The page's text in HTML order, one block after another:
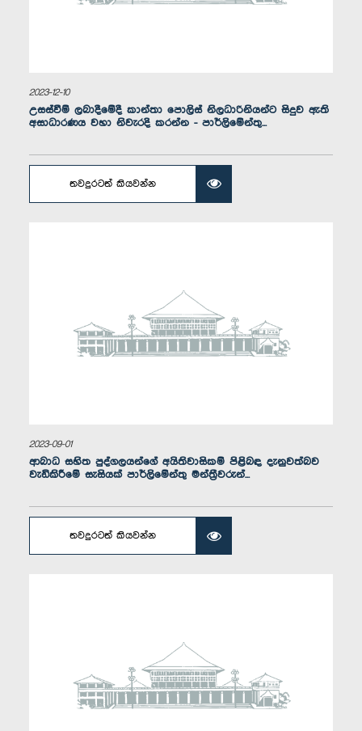
සාමාජික
2023-12-10
උසස්වීම් ලබාදීමේදී කාන්තා පොලිස් නිලධාරිනියන්ට සිදුව ඇති
අසාධාරණය වහා නිවැරදි කරන්න - පාර්ලිමේන්තු...
තවදුරටත් කියවන්න
2023-09-01
ආබාධ සහිත පුද්ගලයන්ගේ අයිතිවාසිකම් පිළිබඳ දැනුවත්බව
වැඩිකිරීමේ සැසියක් පාර්ලිමේන්තු මන්ත්‍රීවරුන්...
තවදුරටත් කියවන්න